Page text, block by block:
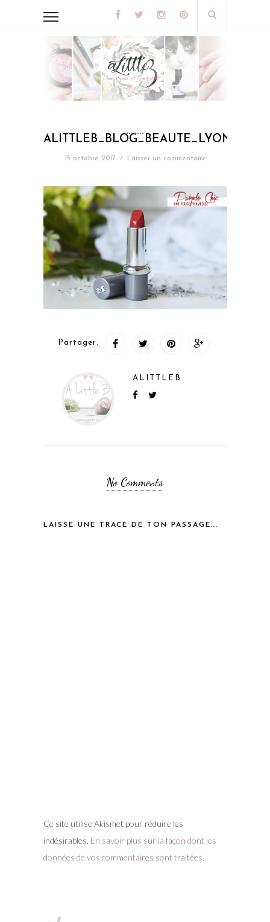
15 octobre 2017 / Laisser un commentaire
Partager:
ALITTLEB
No Comments
LAISSE UNE TRACE DE TON PASSAGE...
Ce site utilise Akismet pour réduire les
indésirables. En savoir plus sur la façon dont les
données de vos commentaires sont traitées.